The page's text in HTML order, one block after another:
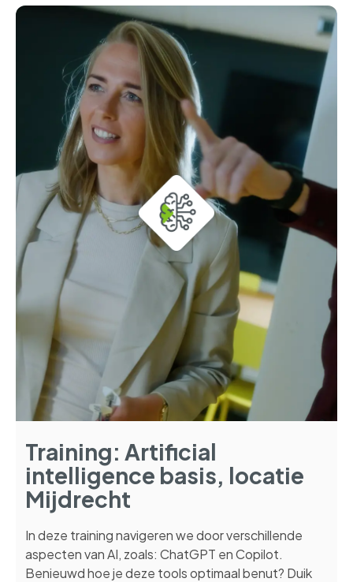
Training: Artificial
intelligence basis, locatie
Mijdrecht
In deze training navigeren we door verschillende
aspecten van AI, zoals: ChatGPT en Copilot.
Benieuwd hoe je deze tools optimaal benut? Duik